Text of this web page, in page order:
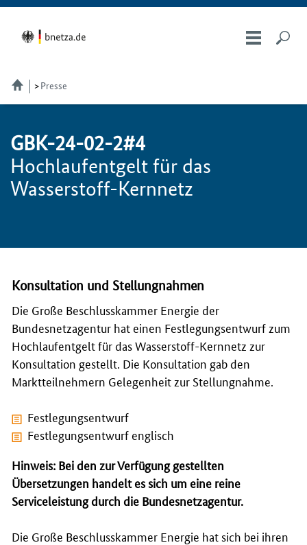
Presse
GBK-24-02-2#4
Hochlaufentgelt für das
Wasserstoff-Kernnetz
Konsultation und Stellungnahmen
Die Große Beschlusskammer Energie der
Bundesnetzagentur hat einen Festlegungsentwurf zum
Hochlaufentgelt für das Wasserstoff-Kernnetz zur
Konsultation gestellt. Die Konsultation gab den
Marktteilnehmern Gelegenheit zur Stellungnahme.
Festlegungsentwurf
Festlegungsentwurf englisch
Hinweis: Bei den zur Verfügung gestellten
Übersetzungen handelt es sich um eine reine
Serviceleistung durch die Bundesnetzagentur.
Die Große Beschlusskammer Energie hat sich bei ihren